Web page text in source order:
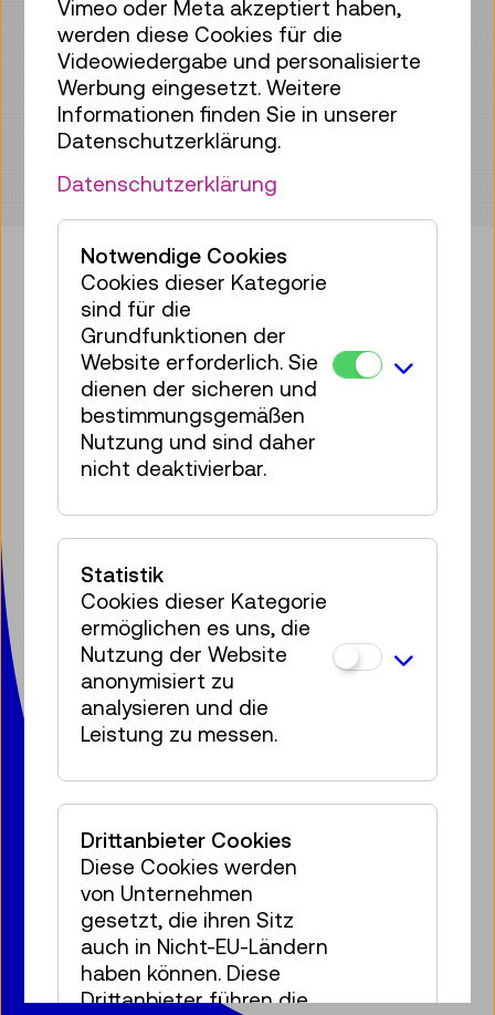
Unterstützt durch> der Veranstaltung
Maker*SISTERS Oster-Camp
Bringen Sie etwas Technik in Ihr
Postfach!
Zum Newsletter anmelden
Facebook
Instagram
Pinterest
YouTube
LinkedIn
Bluesky
Mariahilfer Straße 212
1140 Wien
T:+ 43 1 899 98-0
museumsbox@tmw.at
Presse Vermietung Kontakt
© 2020 – 2026 TMW
Vimeo oder Meta akzeptiert haben,
werden diese Cookies für die
Videowiedergabe und personalisierte
Werbung eingesetzt. Weitere
Informationen finden Sie in unserer
Datenschutzerklärung.
Datenschutzerklärung
Notwendige Cookies
Cookies dieser Kategorie
sind für die
Grundfunktionen der
Website erforderlich. Sie
dienen der sicheren und
bestimmungsgemäßen
Nutzung und sind daher
nicht deaktivierbar.
Statistik
Cookies dieser Kategorie
ermöglichen es uns, die
Nutzung der Website
anonymisiert zu
analysieren und die
Leistung zu messen.
Drittanbieter Cookies
Diese Cookies werden
von Unternehmen
gesetzt, die ihren Sitz
auch in Nicht-EU-Ländern
haben können. Diese
Drittanbieter führen die